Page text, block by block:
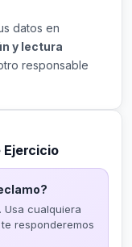
datos en
y lectura
responsable
Ejercicio
Usa cualquiera
responderemos